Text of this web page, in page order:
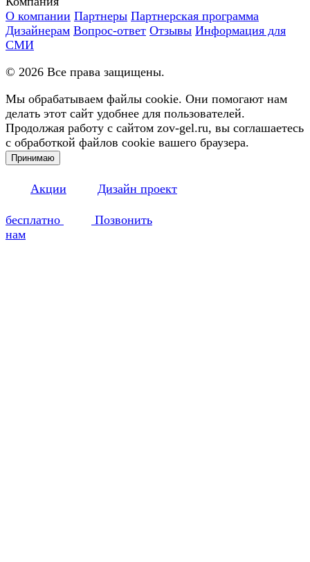
О компании Партнеры Партнерская программа
Дизайнерам Вопрос-ответ Отзывы Информация для
СМИ
© 2026 Все права защищены.
Мы обрабатываем файлы cookie. Они помогают нам
делать этот сайт удобнее для пользователей.
Продолжая работу с сайтом zov-gel.ru, вы соглашаетесь
с обработкой файлов cookie вашего браузера.
Принимаю
Акции Дизайн проект
бесплатно
Позвонить
нам